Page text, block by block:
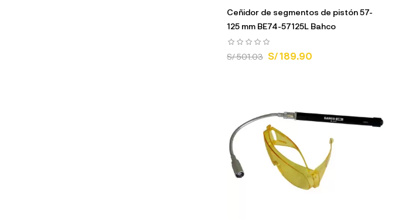
Ceñidor de segmentos de pistón 57-
125 mm BE74-57125L Bahco
S/ 501.03 S/ 189.90